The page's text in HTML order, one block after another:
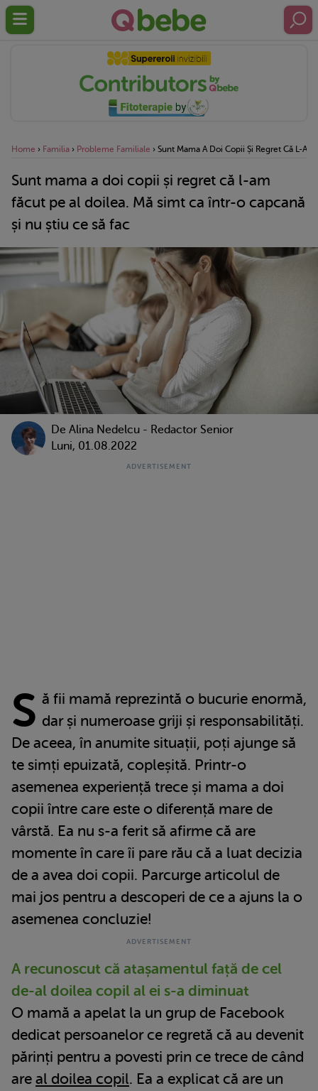
Home › Familia › Probleme Familiale › Sunt Mama A Doi Copii Și Regret Că L-
Sunt mama a doi copii și regret că l-am
făcut pe al doilea. Mă simt ca într-o capcană
și nu știu ce să fac
De Alina Nedelcu - Redactor Senior
Luni, 01.08.2022
S ă fii mamă reprezintă o bucurie enormă,
dar și numeroase griji și responsabilități.
De aceea, în anumite situații, poți ajunge să
te simți epuizată, copleșită. Printr-o
asemenea experiență trece și mama a doi
copii între care este o diferență mare de
vârstă. Ea nu s-a ferit să afirme că are
momente în care îi pare rău că a luat decizia
de a avea doi copii. Parcurge articolul de
mai jos pentru a descoperi de ce a ajuns la o
asemenea concluzie!
A recunoscut că atașamentul față de cel
de-al doilea copil al ei s-a diminuat
O mamă a apelat la un grup de Facebook
dedicat persoanelor ce regretă că au devenit
părinți pentru a povesti prin ce trece de când
are al doilea copil. Ea a explicat că are un